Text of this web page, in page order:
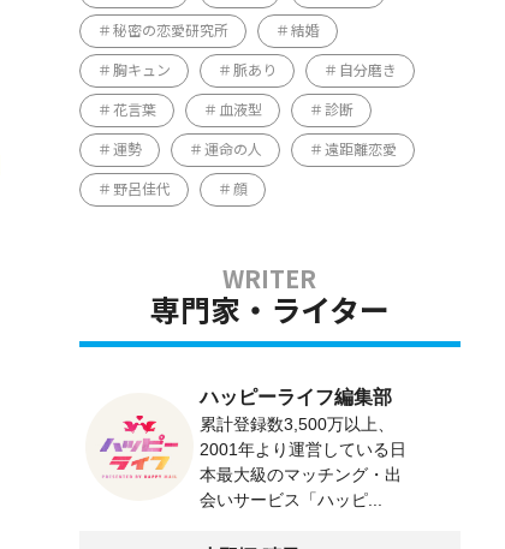
秘密の恋愛研究所 結婚
胸キュン 脈あり 自分磨き
花言葉 血液型 診断
運勢 運命の人 遠距離恋愛
野呂佳代 顔
専門家・ライター
ハッピーライフ編集部
累計登録数3,500万以上、
2001年より運営している日
本最大級のマッチング・出
会いサービス「ハッピ...